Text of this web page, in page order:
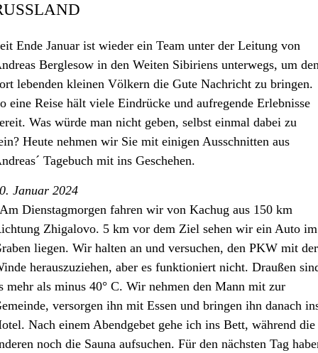
Ende Januar ist wieder ein Team unter der Leitung von
Berglesow in den Weiten Sibiriens unterwegs, um
lebenden kleinen Völkern die Gute Nachricht zu bringen.
eine Reise hält viele Eindrücke und aufregende Erlebnisse
Was würde man nicht geben, selbst einmal dabei zu
Heute nehmen wir Sie mit einigen Ausschnitten aus
Tagebuch mit ins Geschehen.
Januar 2024
Dienstagmorgen fahren wir von Kachug aus 150 km
Zhigalovo. 5 km vor dem Ziel sehen wir ein Auto im
liegen. Wir halten an und versuchen, den PKW mit der
herauszuziehen, aber es funktioniert nicht. Draußen
mehr als minus 40° C. Wir nehmen den Mann mit zur
versorgen ihn mit Essen und bringen ihn danach
Nach einem Abendgebet gehe ich ins Bett, während die
noch die Sauna aufsuchen. Für den nächsten Tag